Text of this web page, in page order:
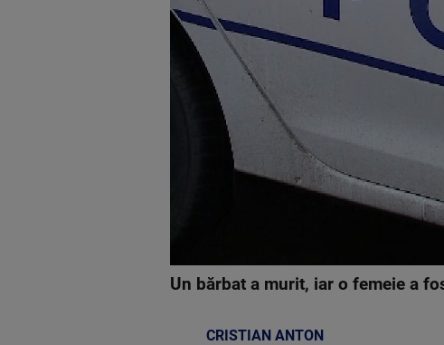
Un bărbat a murit, iar o femeie a
CRISTIAN ANTON